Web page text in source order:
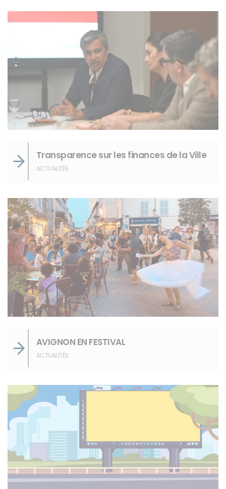
Transparence sur les finances de la Ville
ACTUALITÉS
AVIGNON EN FESTIVAL
ACTUALITÉS